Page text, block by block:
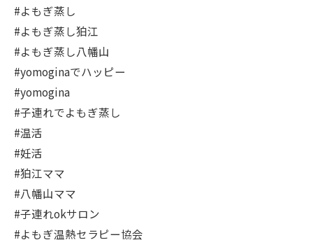
#よもぎ蒸し
#よもぎ蒸し狛江
#よもぎ蒸し八幡山
#yomoginaでハッピー
#yomogina
#子連れでよもぎ蒸し
#温活
#妊活
#狛江ママ
#八幡山ママ
#子連れokサロン
#よもぎ温熱セラピー協会